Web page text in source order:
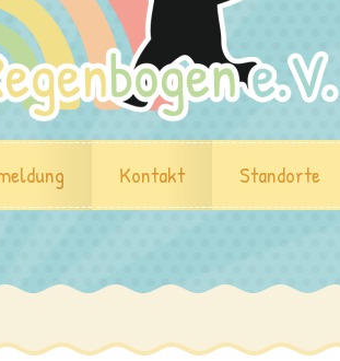
Kontakt Standorte